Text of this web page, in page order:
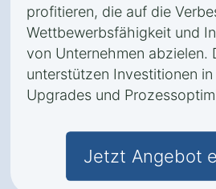
profitieren, die auf die
Wettbewerbsfähigkeit und
von Unternehmen abzielen.
unterstützen Investitionen
Upgrades und
Jetzt Angebot